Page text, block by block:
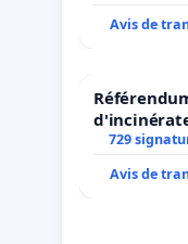
Avis de
729
Avis de